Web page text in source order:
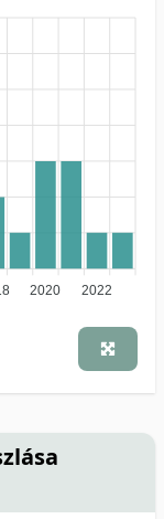
2020 2022